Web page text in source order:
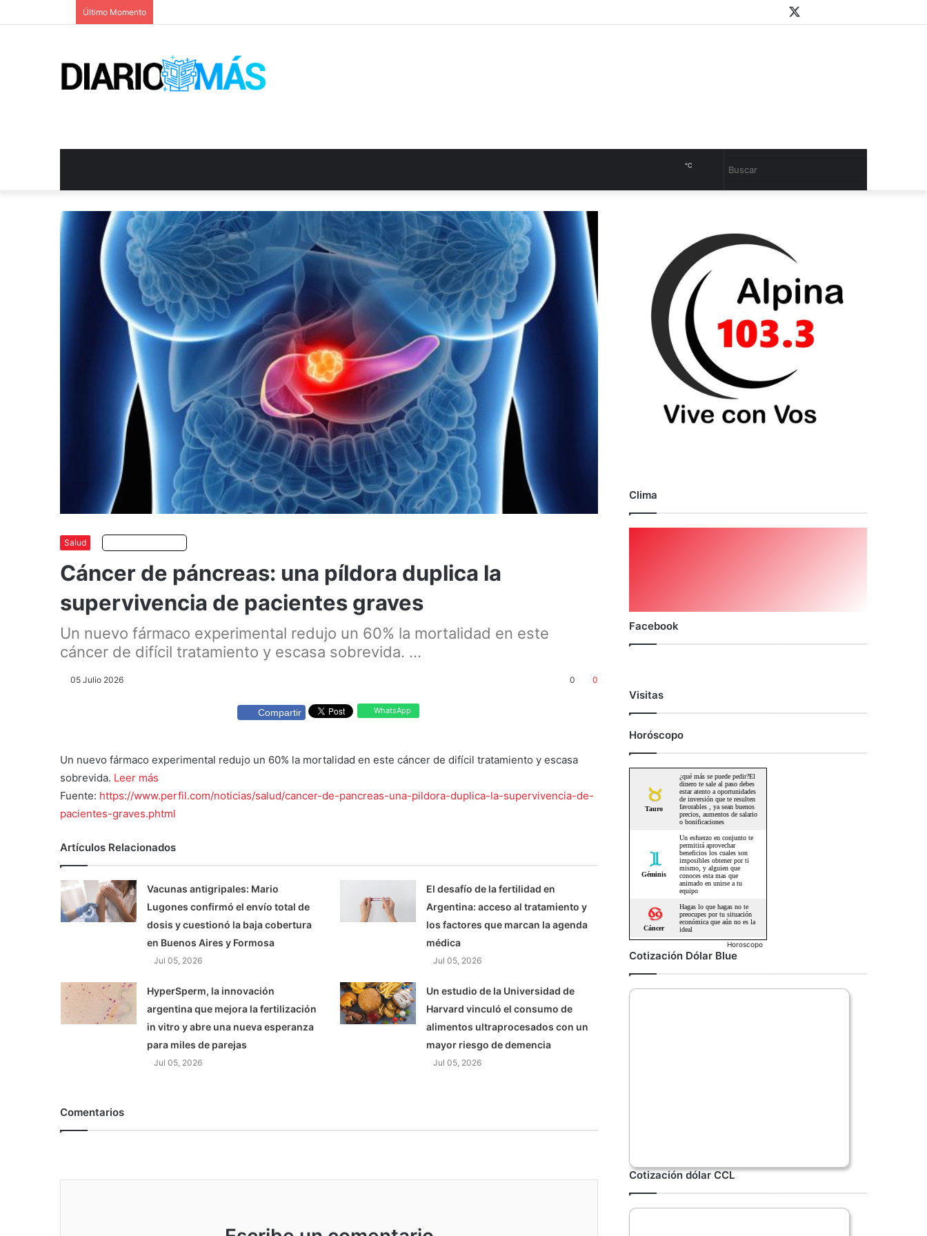
Último Momento Instagram
Youtube
WhatsApp
Cambiar
℃
Salud
Cáncer de páncreas: una píldora duplica la
supervivencia de pacientes graves
Un nuevo fármaco experimental redujo un 60% la mortalidad en este
cáncer de difícil tratamiento y escasa sobrevida. ...
05 Julio 2026 0 0
Compartir WhatsApp
Un nuevo fármaco experimental redujo un 60% la mortalidad en este cáncer de difícil tratamiento y escasa
sobrevida. Leer más
Fuente: https://www.perfil.com/noticias/salud/cancer-de-pancreas-una-pildora-duplica-la-supervivencia-de-
pacientes-graves.phtml
Artículos Relacionados
Vacunas antigripales: Mario
Lugones confirmó el envío total de
dosis y cuestionó la baja cobertura
en Buenos Aires y Formosa
Jul 05, 2026
El desafío de la fertilidad en
Argentina: acceso al tratamiento y
los factores que marcan la agenda
médica
Jul 05, 2026
HyperSperm, la innovación
argentina que mejora la fertilización
in vitro y abre una nueva esperanza
para miles de parejas
Jul 05, 2026
Un estudio de la Universidad de
Harvard vinculó el consumo de
alimentos ultraprocesados con un
mayor riesgo de demencia
Jul 05, 2026
Comentarios
Clima
Facebook
Visitas
Horóscopo
Horoscopo
Cotización Dólar Blue
Cotización dólar CCL